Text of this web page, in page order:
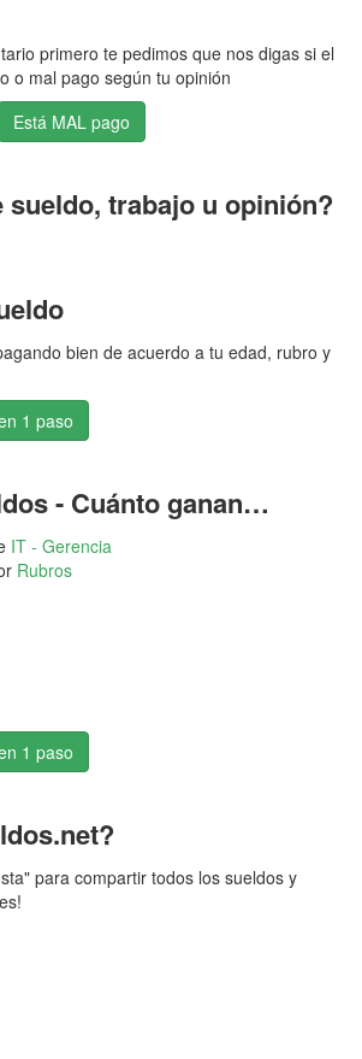
primero te pedimos que nos digas si el
o mal pago según tu opinión
sueldo, trabajo u opinión?
bien de acuerdo a tu edad, rubro y
1 paso
- Cuánto ganan…
IT - Gerencia
Rubros
1 paso
para compartir todos los sueldos y